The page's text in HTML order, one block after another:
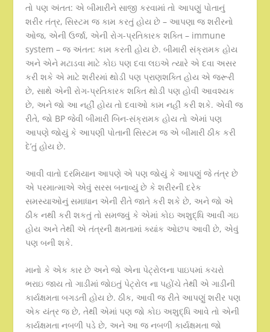
તો પણ અંતત: એ બીમારીને સાજી કરવામાં તો આપણું પોતાનું
શરીર તંત્ર, સિસ્ટમ જ કામ કરતું હોય છે – આપણા જ શરીરનો
ઓજ, એની ઉર્જા, એની રોગ-પ્રતિકારક શક્તિ – immune
system – જ અંતત: કામ કરતી હોય છે. બીમારી સંક્રામક હોય
અને એને મટાડવા માટે કોઇ પણ દવા લઇએ ત્યારે એ દવા અસર
કરી શકે એ માટે શરીરમાં થોડી પણ પ્રાણશક્તિ હોય એ જરૂરી
છે, સાથે એની રોગ-પ્રતિકારક શક્તિ થોડી પણ હોવી આવશ્યક
છે, અને જો આ નહીં હોય તો દવાઓ કામ નહીં કરી શકે. એવી જ
રીતે, જો BP જેવી બીમારી બિન-સંક્રામક હોય તો એમાં પણ
આપણે જોયું કે આપણી પોતાની સિસ્ટમ જ એ બીમારી ઠીક કરી
દે’તું હોય છે.
આવી વાતો દરમિયાન આપણે એ પણ જોયું કે આપણું જે તંત્ર છે
એ પરમાત્માએ એવું સરસ બનાવ્યું છે કે શરીરની દરેક
સમસ્યાઓનું સમાધાન એની રીતે જાતે કરી શકે છે, અને જો એ
ઠીક નથી કરી શકતું તો સમજવું કે એમાં કોઇ અશુદ્ધિ આવી ગઇ
હોય અને તેથી એ તંત્રની ક્ષમતામાં ક્યાંક ઓછપ આવી છે, એવું
પણ બની શકે.
માનો કે એક કાર છે અને જો એના પેટ્રોલના પાઇપમાં કચરો
ભરાઇ જાય તો ગાડીમાં જોઇતું પેટ્રોલ ના પહોંચે તેથી એ ગાડીની
કાર્યક્ષમતા બગડતી હોય છે. ઠીક, આવી જ રીતે આપણું શરીર પણ
એક યંત્ર જ છે, તેથી એમાં પણ જો કોઇ અશુદ્ધિ આવે તો એની
કાર્યક્ષમતા નબળી પડે છે, અને આ જ નબળી કાર્યક્ષમતા જો